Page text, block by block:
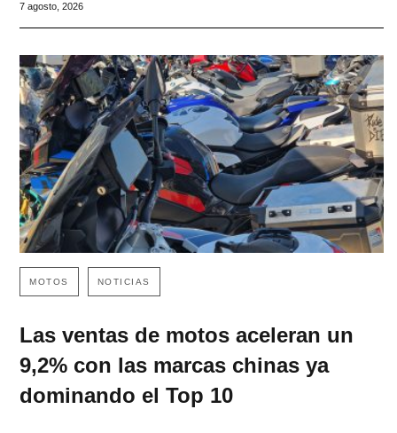
7 agosto, 2026
MOTOS NOTICIAS
Las ventas de motos aceleran un
9,2% con las marcas chinas ya
dominando el Top 10